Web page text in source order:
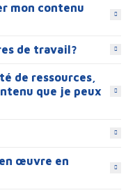
mon contenu
de travail?
de ressources,
que je peux
œuvre en